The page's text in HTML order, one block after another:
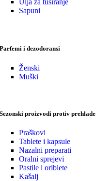
Ulja za tuširanje
Sapuni
Parfemi i dezodoransi
Ženski
Muški
proizvodi
Sezonski proizvodi protiv prehlade
Praškovi
Tablete i kapsule
Nazalni preparati
Oralni sprejevi
Pastile i oriblete
Kašalj